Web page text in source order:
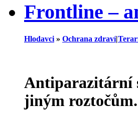
Frontline –
Hlodavci » Ochrana zdraví|
Antiparazitární
jiným roztočům.